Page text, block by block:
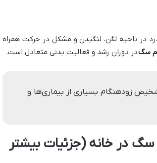
در ناحیه لگن، لنگیدن و مشکل در حرکت همراه
سگدر دوران رشد و فعالیت بدنی متعادل است.
زودهنگام بسیاری از بیماری‌ها و
در خانه (جزئیات بیشتر